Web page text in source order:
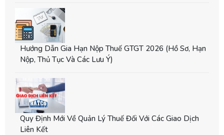
Hướng Dẫn Gia Hạn Nộp Thuế GTGT 2026 (hồ Sơ, Hạn
Nộp, Thủ Tục Và Các Lưu Ý)
Quy Định Mới Về Quản Lý Thuế Đối Với Các Giao Dịch
Liên Kết